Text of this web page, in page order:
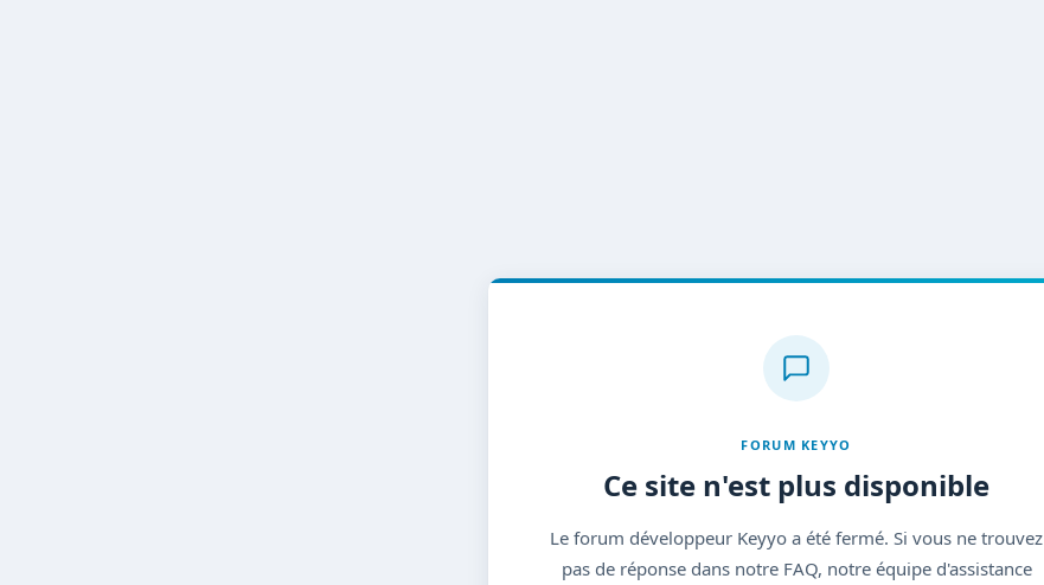
FORUM KEYYO
Ce site n'est plus disponible
Le forum développeur Keyyo a été fermé. Si vous ne trouvez
pas de réponse dans notre FAQ, notre équipe d'assistance